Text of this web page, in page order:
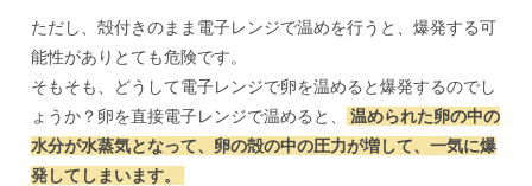
ただし、殻付きのまま電子レンジで温めを行うと、爆発する可
能性がありとても危険です。
そもそも、どうして電子レンジで卵を温めると爆発するのでし
ょうか？卵を直接電子レンジで温めると、
温められた卵の中の
水分が水蒸気となって、卵の殻の中の圧力が増して、一気に爆
発してしまいます。